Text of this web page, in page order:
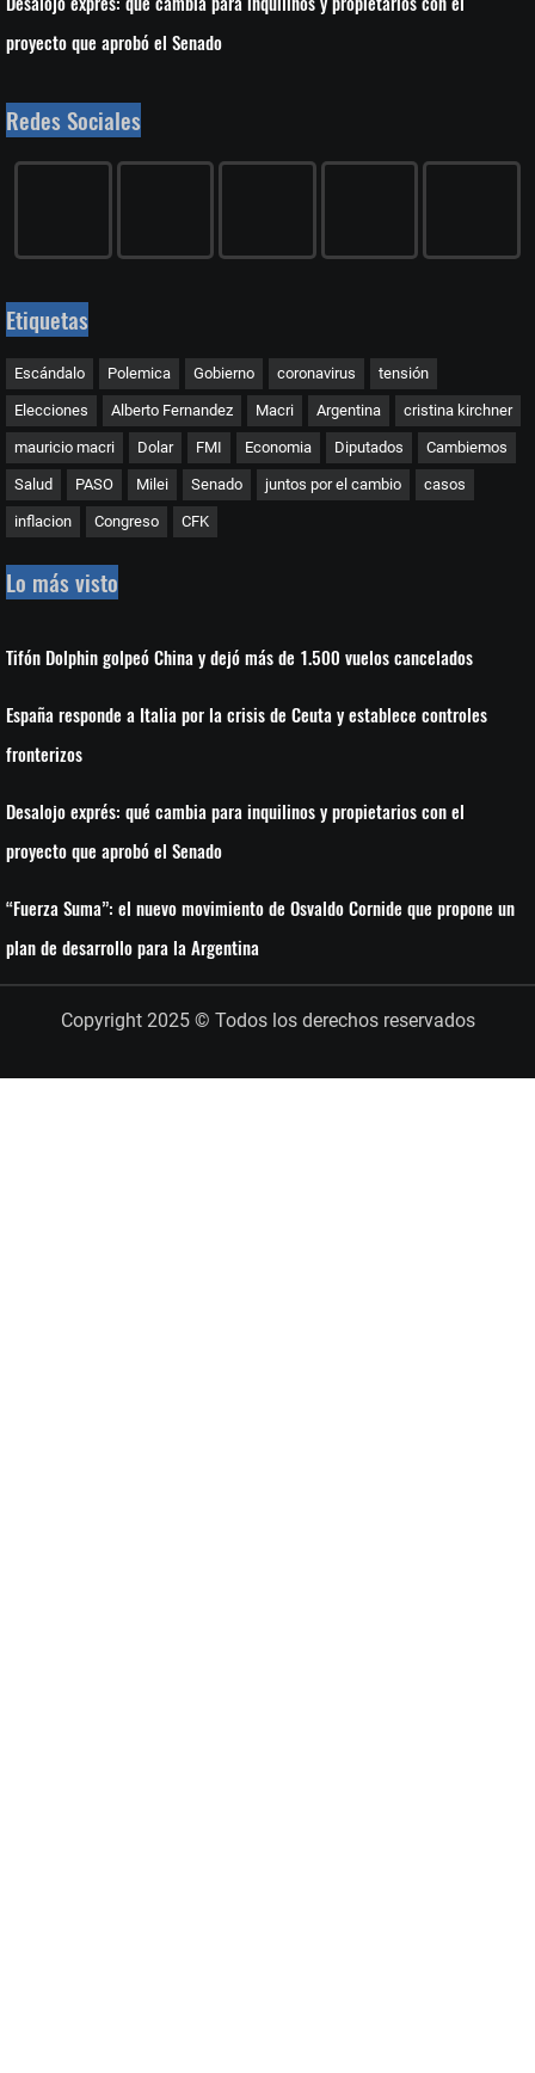
proyecto que aprobó el Senado
Redes Sociales
Etiquetas
Escándalo Polemica Gobierno coronavirus tensión
Elecciones Alberto Fernandez Macri Argentina cristina kirchner
mauricio macri Dolar FMI Economia Diputados Cambiemos
Salud PASO Milei Senado juntos por el cambio casos
inflacion Congreso CFK
Lo más visto
Tifón Dolphin golpeó China y dejó más de 1.500 vuelos cancelados
España responde a Italia por la crisis de Ceuta y establece controles
fronterizos
Desalojo exprés: qué cambia para inquilinos y propietarios con el
proyecto que aprobó el Senado
“Fuerza Suma”: el nuevo movimiento de Osvaldo Cornide que propone un
plan de desarrollo para la Argentina
Copyright 2025 © Todos los derechos reservados